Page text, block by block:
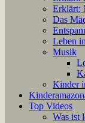
Erklärt:
Das
Leben
Musik
Kinder
Top Videos
Was ist